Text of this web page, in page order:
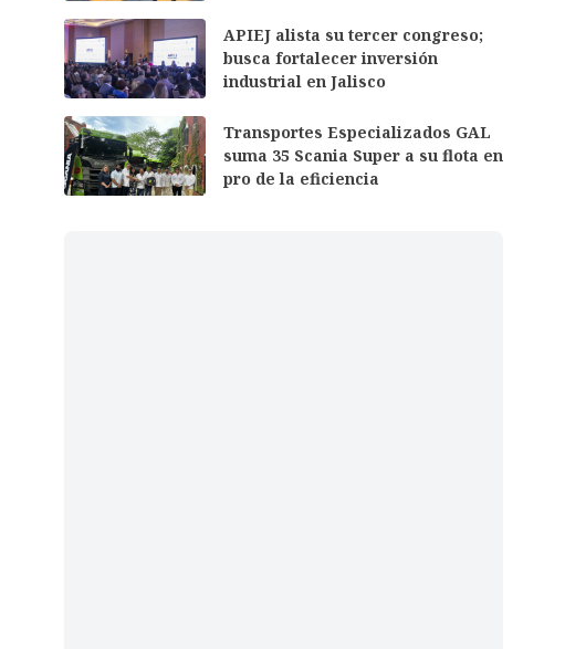
APIEJ alista su tercer congreso;
busca fortalecer inversión
industrial en Jalisco
Transportes Especializados GAL
suma 35 Scania Super a su flota en
pro de la eficiencia